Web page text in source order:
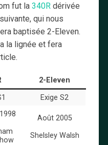
fut la 340R dérivée
qui nous
baptisée 2-Eleven.
la lignée et fera
2-Eleven
Exige S2
Août 2005
Shelsley Walsh